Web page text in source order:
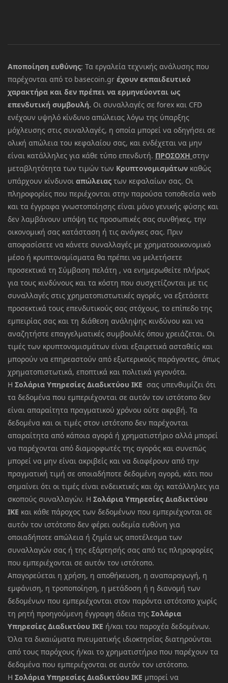
Αποποίηση ευθύνης: Τα εργαλεία τεχνικής ανάλυσης που
παρέχονται από το basecoin.gr έχουν εκπαιδευτικό
χαρακτήρα και δεν πρέπει να ερμηνεύονται ως
επενδυτική συμβουλή. Οι συναλλαγές σε forex και CFD
ενέχουν υψηλό κίνδυνο απώλειας λόγω της ύπαρξης
μόχλευσης στις συναλλαγές, η οποία μπορεί να οδηγήσει σε
ολική απώλεια του κεφαλαίου σας, και ενδέχεται να μην
είναι κατάλληλες για κάθε τύπο επενδυτή. ΠΡΟΣΟΧΗ στην
μεταβλητότητα των τιμών των Κρυπτονομισμάτων καθώς
υπάρχουν κίνδυνοι απώλειας των κεφαλαίων σας. Οι
πληροφορίες που περιέχονται στην παρούσα τοποθεσία web
και τα έγγραφα γνωστοποίησης είναι μόνο γενικής φύσης και
δεν λαμβάνουν υπόψη τις προσωπικές σας συνθήκες, την
οικονομική σας κατάσταση ή τις ανάγκες σας. Πριν
αποφασίσετε να κάνετε συναλλαγές με χρηματοοικονομικό
μέσο ή κρυπτονομίσματα θα πρέπει να μελετήσετε
προσεκτικά τη Σύμβαση πελάτη , να ενημερωθείτε πλήρως
για τους κινδύνους και τα κόστη που συσχετίζονται με τις
συναλλαγές στις χρηματοπιστωτικές αγορές, να εξετάσετε
προσεκτικά τους επενδυτικούς σας στόχους, το επίπεδο της
εμπειρίας σας και τη διάθεση ανάληψης κινδύνου και να
αναζητήστε επαγγελματικές συμβουλές όπου χρειάζεται. Οι
τιμές των κρυπτονομισμάτων είναι εξαιρετικά ασταθείς και
μπορούν να επηρεαστούν από εξωτερικούς παράγοντες, όπως
χρηματοπιστωτικά, εποπτικά και πολιτικά γεγονότα.
Η Σολάρια Υπηρεσίες Διαδικτύου ΙΚΕ σας υπενθυμίζει ότι
τα δεδομένα που εμπεριέχονται σε αυτόν τον ιστότοπο δεν
είναι απαραίτητα πραγματικού χρόνου ούτε ακριβή. Τα
δεδομένα και οι τιμές στον ιστότοπο δεν παρέχονται
απαραίτητα από κάποια αγορά ή χρηματιστήριο αλλά μπορεί
να παρέχονται από διαμορφωτές της αγοράς και συνεπώς
μπορεί να μην είναι ακριβείς και να διαφέρουν από την
πραγματική τιμή σε οποιαδήποτε δεδομένη αγορά, κάτι που
σημαίνει ότι οι τιμές είναι ενδεικτικές και όχι κατάλληλες για
σκοπούς συναλλαγών. Η Σολάρια Υπηρεσίες Διαδικτύου
ΙΚΕ και κάθε πάροχος των δεδομένων που εμπεριέχονται σε
αυτόν τον ιστότοπο δεν φέρει ουδεμία ευθύνη για
οποιαδήποτε απώλεια ή ζημία ως αποτέλεσμα των
συναλλαγών σας ή της εξάρτησής σας από τις πληροφορίες
που εμπεριέχονται σε αυτόν τον ιστότοπο.
Απαγορεύεται η χρήση, η αποθήκευση, η αναπαραγωγή, η
εμφάνιση, η τροποποίηση, η μετάδοση ή η διανομή των
δεδομένων που εμπεριέχονται στον παρόντα ιστότοπο χωρίς
τη ρητή προηγούμενη έγγραφη άδεια της Σολάρια
Υπηρεσίες Διαδικτύου ΙΚΕ ή/και του παροχέα δεδομένων.
Όλα τα δικαιώματα πνευματικής ιδιοκτησίας διατηρούνται
από τους παρόχους ή/και το χρηματιστήριο που παρέχουν τα
δεδομένα που εμπεριέχονται σε αυτόν τον ιστότοπο.
Η Σολάρια Υπηρεσίες Διαδικτύου ΙΚΕ μπορεί να